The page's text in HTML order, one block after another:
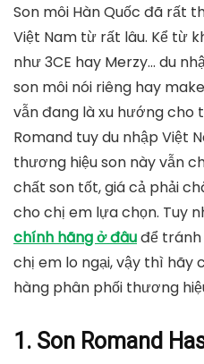
Son môi Hàn Quốc đã rất
Việt Nam từ rất lâu. Kể từ
như 3CE hay Merzy… du
son môi nói riêng hay
vẫn đang là xu hướng cho
Romand tuy du nhập Việt
thương hiệu son này vẫn
chất son tốt, giá cả phải
cho chị em lựa chọn. Tuy
chính hãng ở đâuđể tránh
chị em lo ngại, vậy thì hãy
hàng phân phối thương
1. Son Romand